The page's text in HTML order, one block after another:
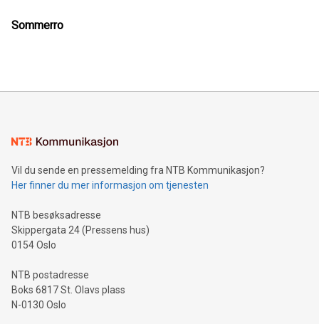
Sommerro
Vil du sende en pressemelding fra NTB Kommunikasjon?
Her finner du mer informasjon om tjenesten
NTB besøksadresse
Skippergata 24 (Pressens hus)
0154 Oslo
NTB postadresse
Boks 6817 St. Olavs plass
N-0130 Oslo